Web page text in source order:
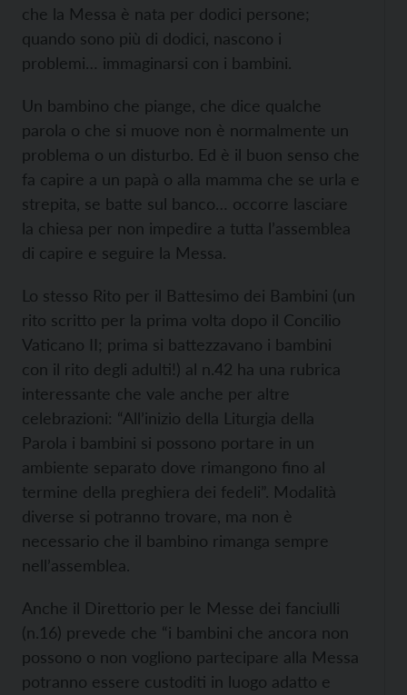
che la Messa è nata per dodici persone;
quando sono più di dodici, nascono i
problemi… immaginarsi con i bambini.
Un bambino che piange, che dice qualche
parola o che si muove non è normalmente un
problema o un disturbo. Ed è il buon senso che
fa capire a un papà o alla mamma che se urla e
strepita, se batte sul banco… occorre lasciare
la chiesa per non impedire a tutta l’assemblea
di capire e seguire la Messa.
Lo stesso Rito per il Battesimo dei Bambini (un
rito scritto per la prima volta dopo il Concilio
Vaticano II; prima si battezzavano i bambini
con il rito degli adulti!) al n.42 ha una rubrica
interessante che vale anche per altre
celebrazioni: “All’inizio della Liturgia della
Parola i bambini si possono portare in un
ambiente separato dove rimangono fino al
termine della preghiera dei fedeli”. Modalità
diverse si potranno trovare, ma non è
necessario che il bambino rimanga sempre
nell’assemblea.
Anche il Direttorio per le Messe dei fanciulli
(n.16) prevede che “i bambini che ancora non
possono o non vogliono partecipare alla Messa
potranno essere custoditi in luogo adatto e